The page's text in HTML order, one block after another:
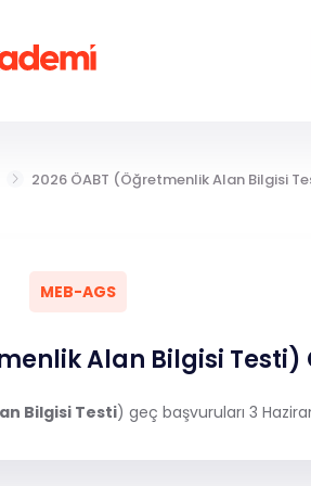
2026 ÖABT (Öğretmenlik Alan Bilgisi
MEB-AGS
Alan Bilgisi
Bilgisi Testi) geç başvuruları 3